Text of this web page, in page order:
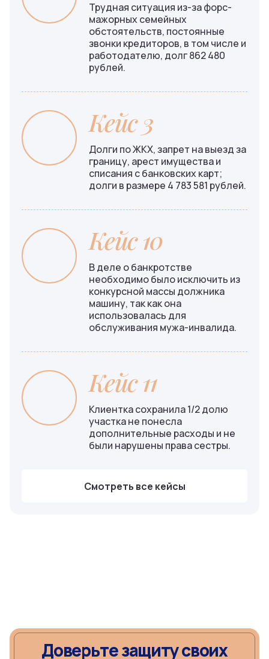
Трудная ситуация из-за форс-
мажорных семейных
обстоятельств, постоянные
звонки кредиторов, в том числе и
работодателю, долг 862 480
рублей.
Кейс 3
Долги по ЖКХ, запрет на выезд за
границу, арест имущества и
списания с банковских карт;
долги в размере 4 783 581 рублей.
Кейс 10
В деле о банкротстве
необходимо было исключить из
конкурсной массы должника
машину, так как она
использовалась для
обслуживания мужа-инвалида.
Кейс 11
Клиентка сохранила 1/2 долю
участка не понесла
дополнительные расходы и не
были нарушены права сестры.
Смотреть все кейсы
Доверьте защиту своих